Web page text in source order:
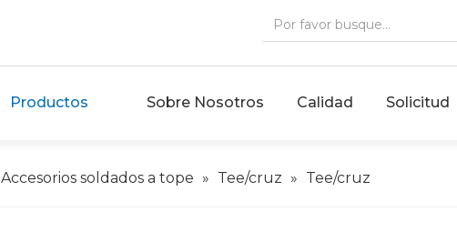
Productos Sobre Nosotros Calidad Solicitud
Accesorios soldados a tope » Tee/cruz » Tee/cruz